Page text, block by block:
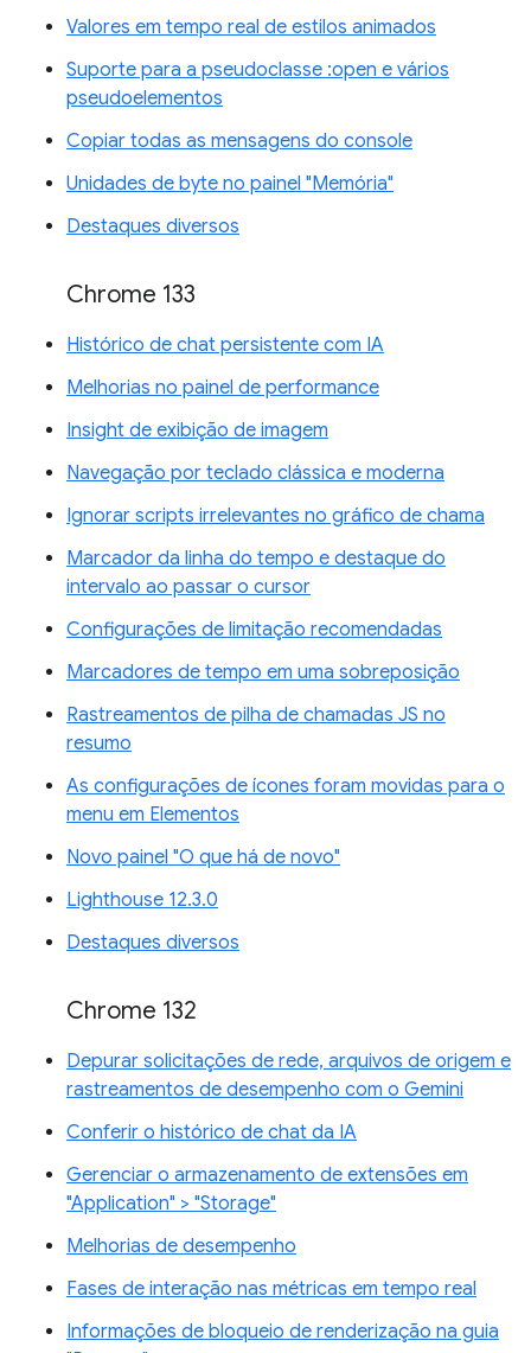
Valores em tempo real de estilos animados
Suporte para a pseudoclasse :open e vários
pseudoelementos
Copiar todas as mensagens do console
Unidades de byte no painel "Memória"
Destaques diversos
Chrome 133
Histórico de chat persistente com IA
Melhorias no painel de performance
Insight de exibição de imagem
Navegação por teclado clássica e moderna
Ignorar scripts irrelevantes no gráfico de chama
Marcador da linha do tempo e destaque do
intervalo ao passar o cursor
Configurações de limitação recomendadas
Marcadores de tempo em uma sobreposição
Rastreamentos de pilha de chamadas JS no
resumo
As configurações de ícones foram movidas para o
menu em Elementos
Novo painel "O que há de novo"
Lighthouse 12.3.0
Destaques diversos
Chrome 132
Depurar solicitações de rede, arquivos de origem e
rastreamentos de desempenho com o Gemini
Conferir o histórico de chat da IA
Gerenciar o armazenamento de extensões em
"Application" > "Storage"
Melhorias de desempenho
Fases de interação nas métricas em tempo real
Informações de bloqueio de renderização na guia